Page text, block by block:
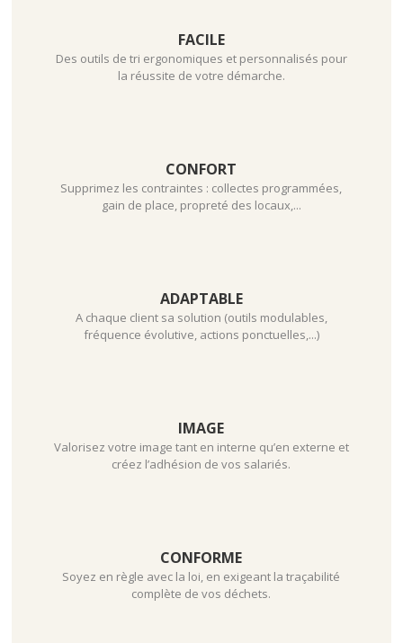
FACILE
Des outils de tri ergonomiques et personnalisés pour
la réussite de votre démarche.
CONFORT
Supprimez les contraintes : collectes programmées,
gain de place, propreté des locaux,...
ADAPTABLE
A chaque client sa solution (outils modulables,
fréquence évolutive, actions ponctuelles,...)
IMAGE
Valorisez votre image tant en interne qu’en externe et
créez l’adhésion de vos salariés.
CONFORME
Soyez en règle avec la loi, en exigeant la traçabilité
complète de vos déchets.